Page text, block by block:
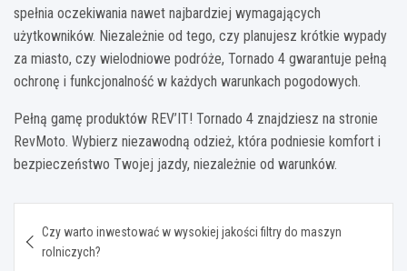
spełnia oczekiwania nawet najbardziej wymagających
użytkowników. Niezależnie od tego, czy planujesz krótkie wypady
za miasto, czy wielodniowe podróże, Tornado 4 gwarantuje pełną
ochronę i funkcjonalność w każdych warunkach pogodowych.
Pełną gamę produktów REV’IT! Tornado 4 znajdziesz na stronie
RevMoto. Wybierz niezawodną odzież, która podniesie komfort i
bezpieczeństwo Twojej jazdy, niezależnie od warunków.
wpisu
Czy warto inwestować w wysokiej jakości filtry do maszyn
rolniczych?